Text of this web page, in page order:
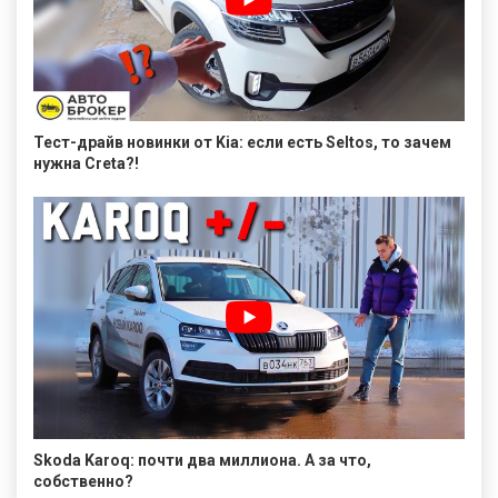
Тест-драйв новинки от Kia: если есть Seltos, то зачем
нужна Creta?!
Skoda Karoq: почти два миллиона. А за что,
собственно?